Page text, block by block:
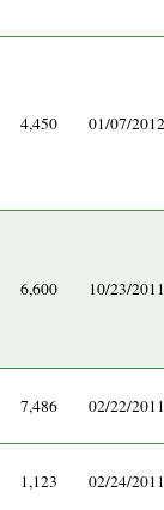
4,450 01/07/
6,600 10/23/
7,486 02/22/
1,123 02/24/